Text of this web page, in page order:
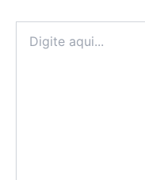
aqui...